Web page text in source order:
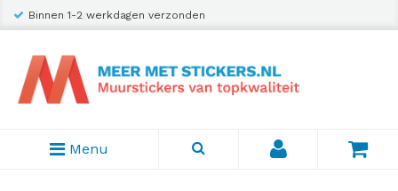
Verzending slechts € 2,95
Menu